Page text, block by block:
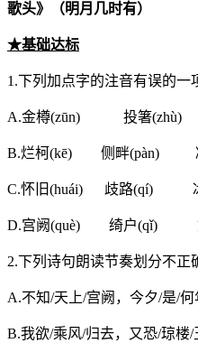
歌头》（明月几时有）
★基础达标
1.下列加点字的注音有误
A.金樽(zūn) 投箸
B.烂柯(kē) 侧畔(pàn)
C.怀旧(huái) 歧路(qí) 冰
D.宫阙(què) 绮户(qǐ) 婵
2.下列诗句朗读节奏划分不
A.不知/天上/宫阙，今夕/是/何
B.我欲/乘风/归去，又恐/琼楼/